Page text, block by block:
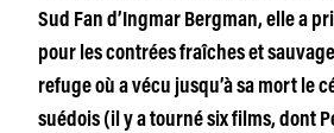
Sud Fan d’Ingmar Bergman, elle a
pour les contrées fraîches et
refuge où a vécu jusqu’à sa mort le
suédois (il y a tourné six films, dont